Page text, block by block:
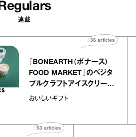
Regulars
連載
『BONEARTH（ボナース）
FOOD MARKET』のベジタ
ブルクラフトアイスクリーム
｜真野知子の「おいしいギフ
おいしいギフト
36articles
articles